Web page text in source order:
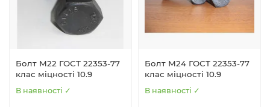
Болт М22 ГОСТ 22353-77
клас міцності 10.9
В наявності ✓
Болт М24 ГОСТ 22353-77
клас міцності 10.9
В наявності ✓